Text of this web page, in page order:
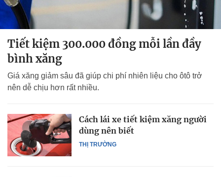
Tiết kiệm 300.000 đồng mỗi lần đầy
bình xăng
Giá xăng giảm sâu đã giúp chi phí nhiên liệu cho ôtô trở
nên dễ chịu hơn rất nhiều.
THỊ TRƯỜNG
Cách lái xe tiết kiệm xăng người
dùng nên biết